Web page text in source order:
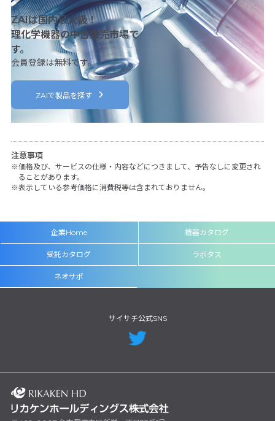
ZAIは国内最大級！
理化学機器の中古販売市場で
す。
会員登録は無料です。
ZAIで製品を探す
注意事項
価格及び、サービスの仕様・内容などにつきまして、予告なしに変更され
ることがあります。
表示している参考価格に消費税等は含まれておりません。
企業Home 機器カタログ
受託カタログ ラボタス
ネオサポ
サイサチ公式SNS